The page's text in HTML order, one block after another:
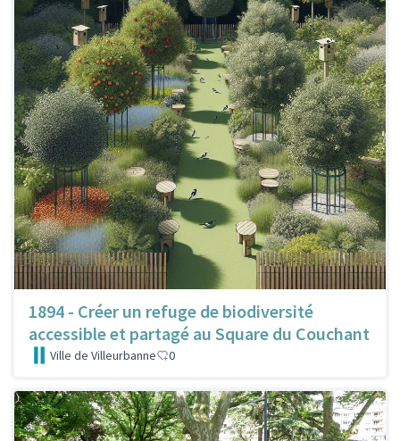
1894 - Créer un refuge de biodiversité
accessible et partagé au Square du Couchant
Ville de Villeurbanne 0